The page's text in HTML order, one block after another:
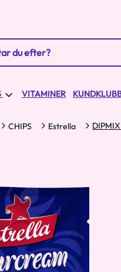
VITAMINER
CHIPS Estrella